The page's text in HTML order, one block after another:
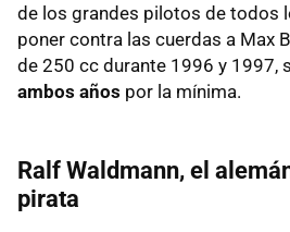
de los grandes pilotos de todos
poner contra las cuerdas a Max
de 250 cc durante 1996 y 1997,
ambos años por la mínima.
Ralf Waldmann, el
pirata